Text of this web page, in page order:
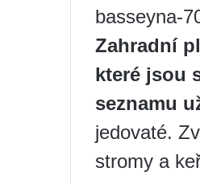
basseyna-
Zahradní
které jsou
seznamu
jedovaté.
stromy a